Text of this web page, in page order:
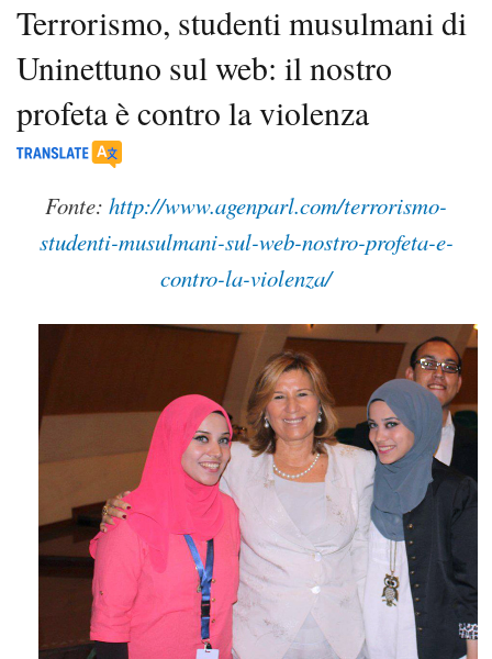
Terrorismo, studenti musulmani di
Uninettuno sul web: il nostro
profeta è contro la violenza
Fonte: http://www.agenparl.com/terrorismo-
studenti-musulmani-sul-web-nostro-profeta-e-
contro-la-violenza/